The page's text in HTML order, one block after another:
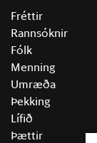
Fréttir
Rannsóknir
Fólk
Menning
Umræða
Þekking
Lífið
Þættir